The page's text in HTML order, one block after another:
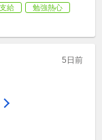
給
勉強熱心
5日前